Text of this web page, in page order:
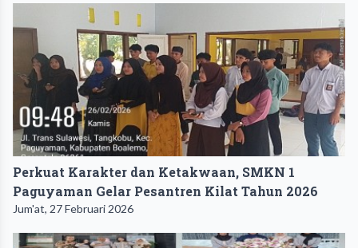
Perkuat Karakter dan Ketakwaan, SMKN 1
Paguyaman Gelar Pesantren Kilat Tahun 2026
Jum'at, 27 Februari 2026